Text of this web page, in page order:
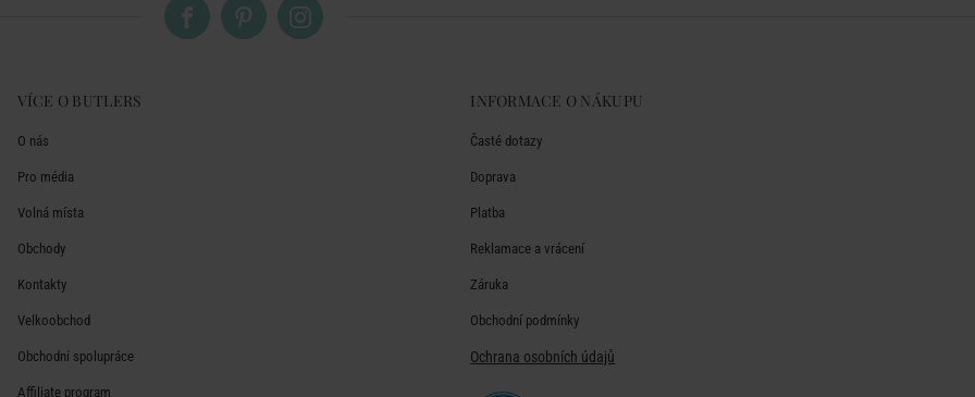
VÍCE O BUTLERS
O nás
Pro média
Volná místa
Obchody
Kontakty
Velkoobchod
Obchodní spolupráce
Affiliate program
INFORMACE O NÁKUPU
Časté dotazy
Doprava
Platba
Reklamace a vrácení
Záruka
Obchodní podmínky
Ochrana osobních údajů